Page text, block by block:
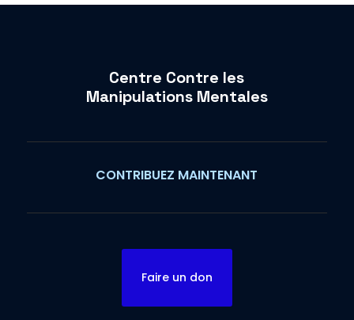
Centre Contre les
Manipulations Mentales
CONTRIBUEZ MAINTENANT
Faire un don